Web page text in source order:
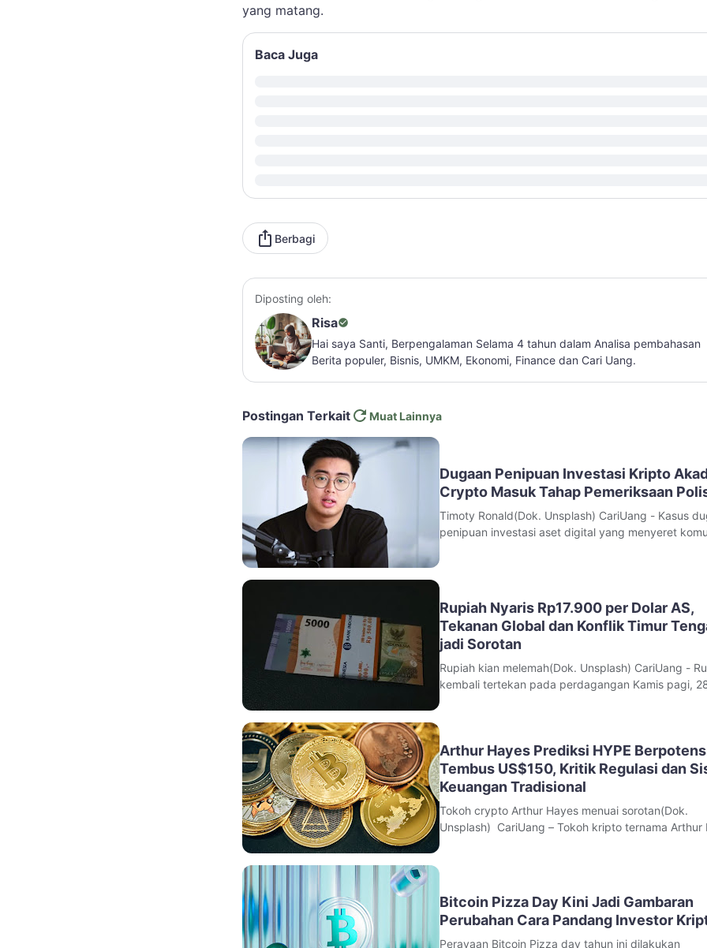
yang matang.
Baca Juga
Berbagi
Diposting oleh:
Risa
Hai saya Santi, Berpengalaman Selama 4 tahun dalam Analisa pembahasan
Berita populer, Bisnis, UMKM, Ekonomi, Finance dan Cari Uang.
Postingan Terkait Muat Lainnya
Dugaan Penipuan Investasi Kripto
Crypto Masuk Tahap Pemeriksaan
Timoty Ronald(Dok. Unsplash) CariUang - Kasus
penipuan investasi aset digital yang menyeret
Rupiah Nyaris Rp17.900 per Dolar AS,
Tekanan Global dan Konflik Timur
jadi Sorotan
Rupiah kian melemah(Dok. Unsplash) CariUang -
kembali tertekan pada perdagangan Kamis pagi,
terhadap rupiah terjadi bersama
Arthur Hayes Prediksi HYPE
Tembus US$150, Kritik Regulasi dan
Keuangan Tradisional
Tokoh crypto Arthur Hayes menuai sorotan(Dok.
Unsplash) CariUang – Tokoh kripto ternama Arthur
Officer (CIO) Maelstrom
Bitcoin Pizza Day Kini Jadi Gambaran
Perubahan Cara Pandang Investor
Perayaan Bitcoin Pizza day tahun ini dilakukan